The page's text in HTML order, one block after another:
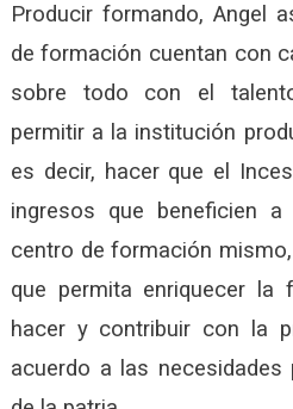
Producir formando, Angel
de formación cuentan con
sobre todo con el
permitir a la institución
es decir, hacer que el
ingresos que beneficien
centro de formación
que permita enriquecer la
hacer y contribuir con la
acuerdo a las